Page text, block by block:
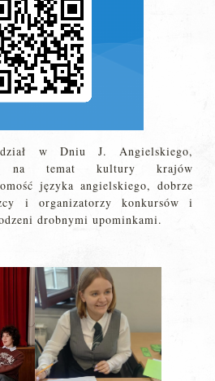
w Dniu J. Angielskiego,
na temat kultury krajów
języka angielskiego, dobrze
i organizatorzy konkursów i
drobnymi upominkami.